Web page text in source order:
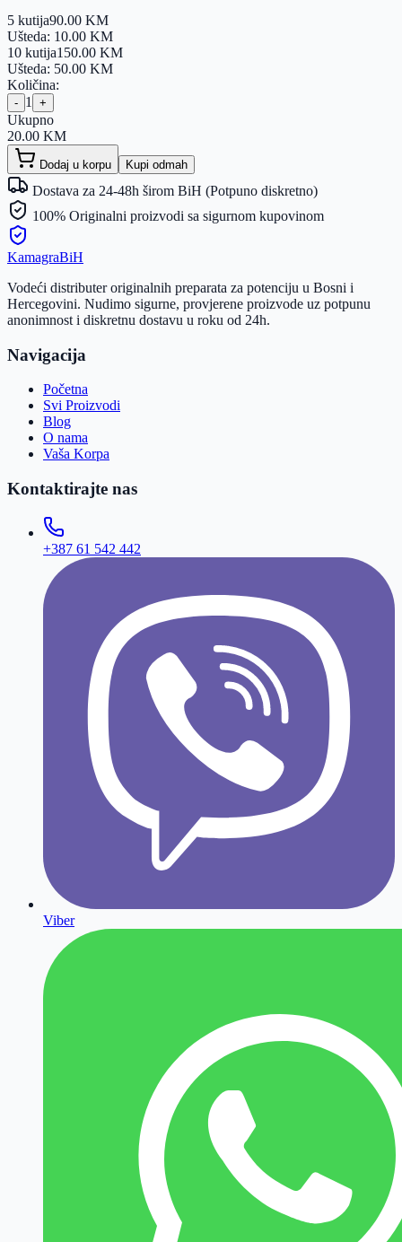
5 kutija90.00 KM
Ušteda: 10.00 KM
10 kutija150.00 KM
Ušteda: 50.00 KM
Količina:
- 1 +
Ukupno
20.00 KM
Dodaj u korpu Kupi odmah
Dostava za 24-48h širom BiH (Potpuno diskretno)
100% Originalni proizvodi sa sigurnom kupovinom
KamagraBiH
Vodeći distributer originalnih preparata za potenciju u Bosni i
Hercegovini. Nudimo sigurne, provjerene proizvode uz potpunu
anonimnost i diskretnu dostavu u roku od 24h.
Navigacija
Početna
Svi Proizvodi
Blog
O nama
Vaša Korpa
Kontaktirajte nas
+387 61 542 442
Viber